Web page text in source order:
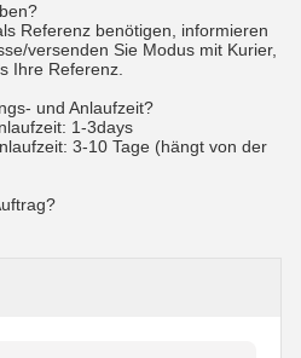
Referenz benötigen, informieren
versenden Sie Modus mit Kurier,
Ihre Referenz.
und Anlaufzeit?
1-3days
3-10 Tage (hängt von der